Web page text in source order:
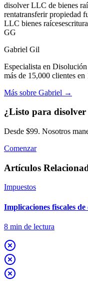
disolver LLC de bienes
rentatransferir propiedad
LLC bienes raíces
GG
Gabriel Gil
Especialista en
más de 15,000 clientes en
Más sobre Gabriel →
¿Listo para
Desde $99. Nosotros
Comenzar
Artículos
Impuestos
Implicaciones fiscales
8 min de lectura